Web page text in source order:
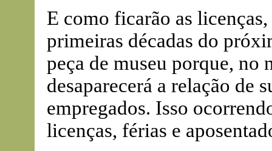
E como ficarão as
primeiras décadas do
peça de museu porque, no
desaparecerá a relação de
empregados. Isso
licenças, férias e